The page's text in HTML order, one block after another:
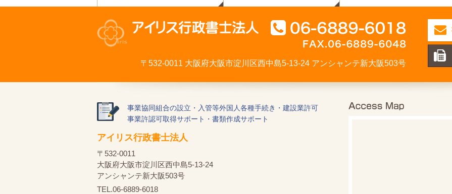
〒532-0011 大阪府大阪市淀川区西中島5-13-24 アンシャンテ新大阪503号
事業協同組合の設立・入管等外国人各種手続き・建設業許可
事業許認可取得サポート・書類作成サポート
アイリス行政書士法人
〒532-0011
大阪府大阪市淀川区西中島5-13-24
アンシャンテ新大阪503号
TEL.06-6889-6018